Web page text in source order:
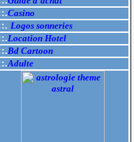
Casino
Logos sonneries
Location Hotel
Bd Cartoon
Adulte